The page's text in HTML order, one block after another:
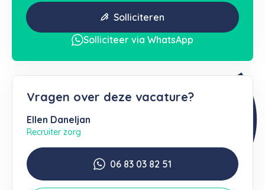
Solliciteren
Solliciteer via WhatsApp
Vragen over deze vacature?
Ellen Daneljan
Recruiter zorg
06 83 03 82 51